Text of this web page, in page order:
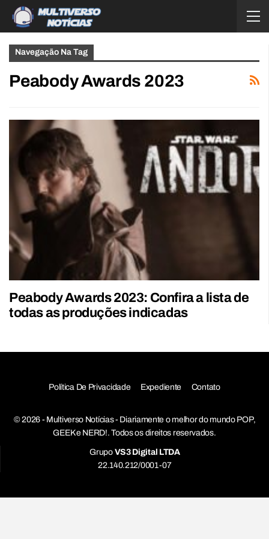
Navegação Na Tag
Peabody Awards 2023
Peabody Awards 2023: Confira a lista de
todas as produções indicadas
Política De Privacidade Expediente Contato
© 2026 - Multiverso Notícias - Diariamente o melhor do mundo POP,
GEEK e NERD!. Todos os direitos reservados.
Grupo VS3 Digital LTDA
22.140.212/0001-07